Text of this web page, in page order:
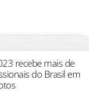
recebe mais de
do Brasil em